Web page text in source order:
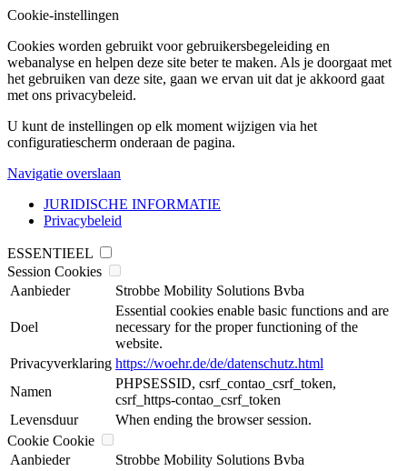
Cookie-instellingen
Cookies worden gebruikt voor gebruikersbegeleiding en
webanalyse en helpen deze site beter te maken. Als je doorgaat met
het gebruiken van deze site, gaan we ervan uit dat je akkoord gaat
met ons privacybeleid.
U kunt de instellingen op elk moment wijzigen via het
configuratiescherm onderaan de pagina.
Navigatie overslaan
JURIDISCHE INFORMATIE
Privacybeleid
ESSENTIEEL
Session Cookies
Aanbieder
Strobbe Mobility Solutions Bvba
Doel
Essential cookies enable basic functions and are
necessary for the proper functioning of the
website.
Privacyverklaring https://woehr.de/de/datenschutz.html
Namen
PHPSESSID, csrf_contao_csrf_token,
csrf_https-contao_csrf_token
Levensduur
When ending the browser session.
Cookie Cookie
Aanbieder
Strobbe Mobility Solutions Bvba